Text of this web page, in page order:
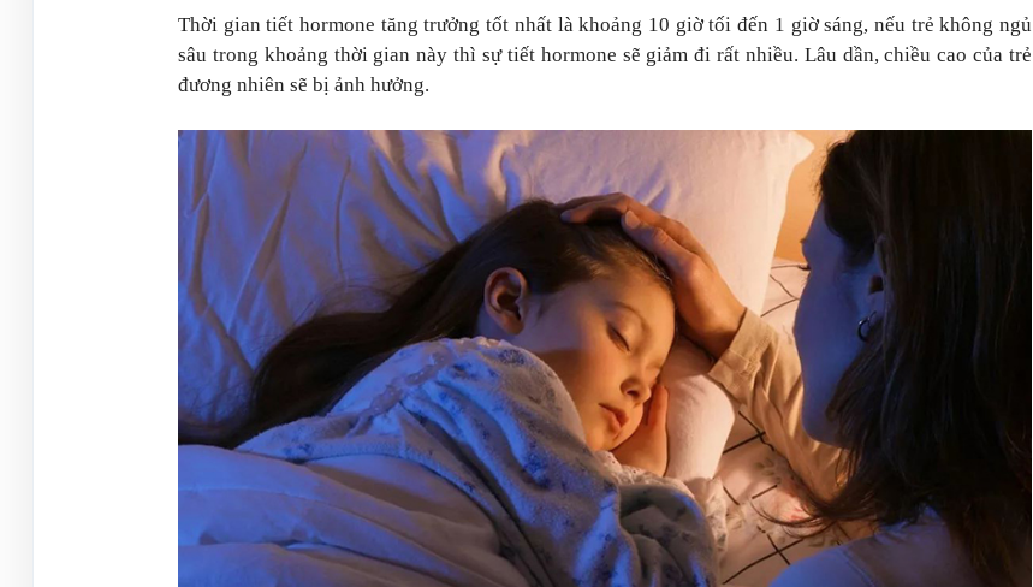
Thời gian tiết hormone tăng trưởng tốt nhất là khoảng 10 giờ tối đến 1 giờ sáng, nếu trẻ không ngủ
sâu trong khoảng thời gian này thì sự tiết hormone sẽ giảm đi rất nhiều. Lâu dần, chiều cao của trẻ
đương nhiên sẽ bị ảnh hưởng.